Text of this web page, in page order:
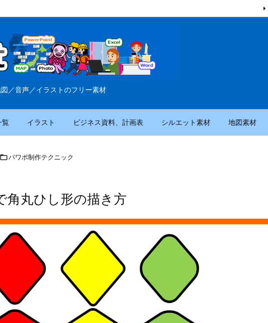
／音声／イラストのフリー素材
覧 イラスト ビジネス資料、計画表 シルエット素材 地図素材
パワポ制作テクニック
角丸ひし形の描き方